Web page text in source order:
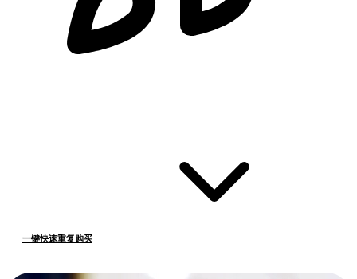
一键快速重复购买